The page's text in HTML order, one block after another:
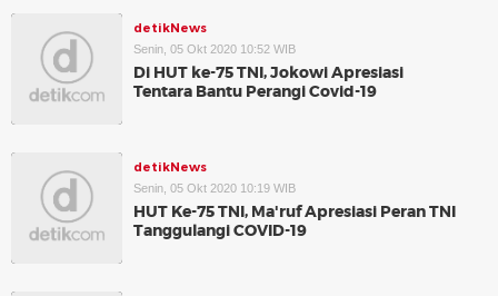
detikNews
Senin, 05 Okt 2020 10:52 WIB
Di HUT ke-75 TNI, Jokowi Apresiasi
Tentara Bantu Perangi Covid-19
detikNews
Senin, 05 Okt 2020 10:19 WIB
HUT Ke-75 TNI, Ma'ruf Apresiasi Peran TNI
Tanggulangi COVID-19